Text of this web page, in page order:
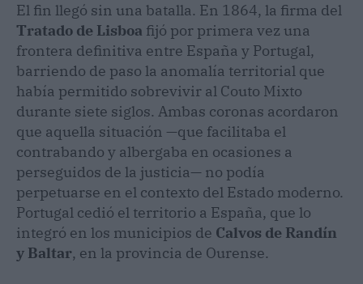
El fin llegó sin una batalla. En 1864, la firma del
Tratado de Lisboa fijó por primera vez una
frontera definitiva entre España y Portugal,
barriendo de paso la anomalía territorial que
había permitido sobrevivir al Couto Mixto
durante siete siglos. Ambas coronas acordaron
que aquella situación —que facilitaba el
contrabando y albergaba en ocasiones a
perseguidos de la justicia— no podía
perpetuarse en el contexto del Estado moderno.
Portugal cedió el territorio a España, que lo
integró en los municipios de Calvos de Randín
y Baltar, en la provincia de Ourense.